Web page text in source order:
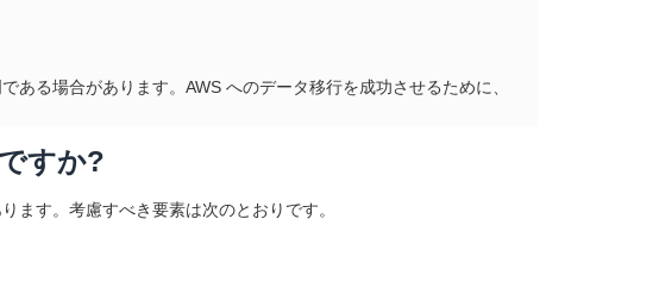
る場合があります。AWS へのデータ移行を成功させるために、
すか?
ます。考慮すべき要素は次のとおりです。